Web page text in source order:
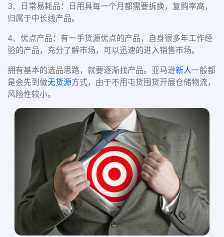
3、日常易耗品：日用具每一个月都需要拆换，复购率高，
归属于中长线产品。
4、优点产品：有一手货源优点的产品，自身很多年工作经
验的产品，充分了解市场，可以迅速的进入销售市场。
拥有基本的选品思路，就要逐渐找产品。亚马逊新人一般都
是会先到做无货源方式，由于不用屯货囤货开展仓储物流，
风险性较小。